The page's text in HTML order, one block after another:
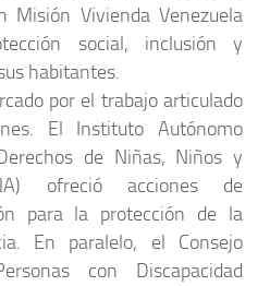
Misión Vivienda Venezuela
social, inclusión y
habitantes.
por el trabajo articulado
El Instituto Autónomo
de Niñas, Niños y
ofreció acciones de
para la protección de la
En paralelo, el Consejo
con Discapacidad